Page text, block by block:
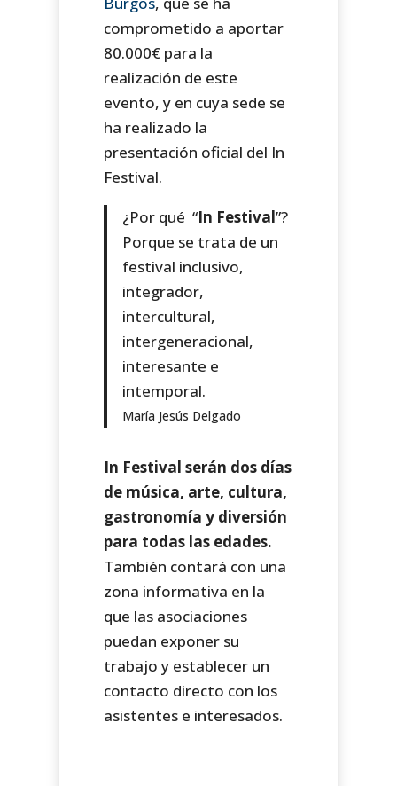
comprometido a aportar
80.000€ para la
realización de este
evento, y en cuya sede se
ha realizado la
presentación oficial del In
Festival.
¿Por qué “In Festival”?
Porque se trata de un
festival inclusivo,
integrador,
intercultural,
intergeneracional,
interesante e
intemporal.
María Jesús Delgado
In Festival serán dos días
de música, arte, cultura,
gastronomía y diversión
para todas las edades.
También contará con una
zona informativa en la
que las asociaciones
puedan exponer su
trabajo y establecer un
contacto directo con los
asistentes e interesados.